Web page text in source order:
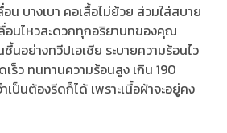
อน บางเบา คอเสื้อไม่ย้วย ส่วมใส่สบาย
อนไหวสะดวกทุกอริยาบทของคุณ
ชื้นอย่างทวีปเอเชีย ระบายความร้อนไว
ร็ว ทนทานความร้อนสูง เกิน 190
เป็นต้องรีดก็ได้ เพราะเนื้อผ้าจะอยู่คง